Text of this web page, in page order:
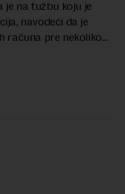
je na tužbu koju je
navodeći da je
računa pre nekoliko